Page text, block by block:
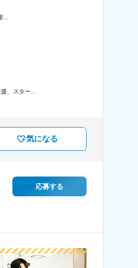
...
、スター...
気になる
応募する